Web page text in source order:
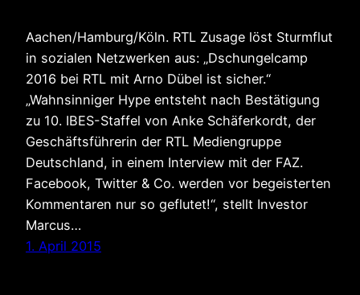
Aachen/Hamburg/Köln. RTL Zusage löst Sturmflut
in sozialen Netzwerken aus: „Dschungelcamp
2016 bei RTL mit Arno Dübel ist sicher.“
„Wahnsinniger Hype entsteht nach Bestätigung
zu 10. IBES-Staffel von Anke Schäferkordt, der
Geschäftsführerin der RTL Mediengruppe
Deutschland, in einem Interview mit der FAZ.
Facebook, Twitter & Co. werden vor begeisterten
Kommentaren nur so geflutet!“, stellt Investor
Marcus…
1. April 2015